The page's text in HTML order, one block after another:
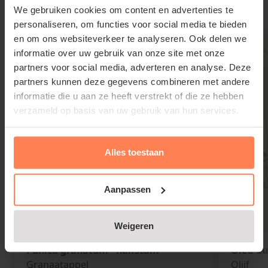
We gebruiken cookies om content en advertenties te
personaliseren, om functies voor social media te bieden
en om ons websiteverkeer te analyseren. Ook delen we
informatie over uw gebruik van onze site met onze
partners voor social media, adverteren en analyse. Deze
partners kunnen deze gegevens combineren met andere
informatie die u aan ze heeft verstrekt of die ze hebben
verzameld op basis van uw gebruik van hun services.
Alles toestaan
Aanpassen
Weigeren
balkon of bij een beschutte muur op het zuiden of
westen is heel geschikt. Omdat Citrus limon mini in
ons klimaat niet winterhard is, wordt deze altijd in
een pot of schaal gehouden en niet in de volle grond
geplant. Gebruik mediterrane potgrond en leg
hydrokorrels onderin de pot voor een goed
gedraineerde en vruchtbare bodem. Let erop dat de
pot drainagegaten heeft, zodat overtollig water weg
kan lopen en wortelrot wordt voorkomen. De grond
Zet het citroenboompje in een ruime pot en vul de
Druk de aarde stevig aan zodat de wortels goed
contact maken met de grond en geef daarna matig
Gerelateerde producten
Punica granatum - halfstam
Granaatappel
Olea
Olijf